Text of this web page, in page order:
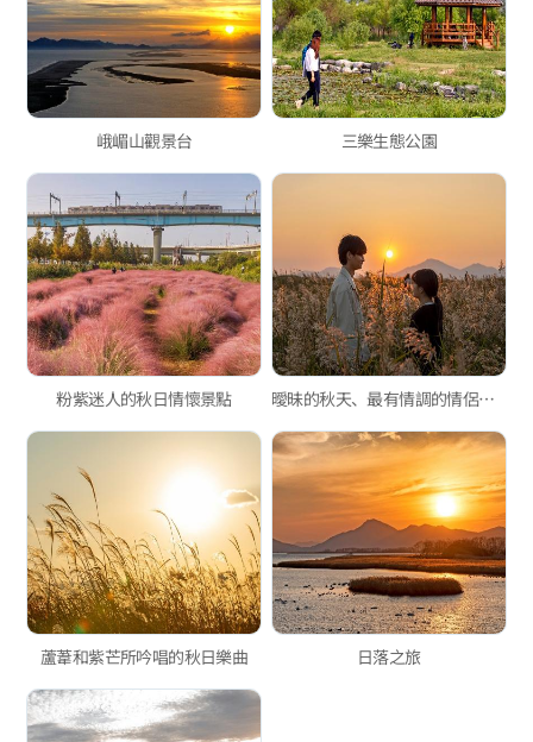
峨嵋山觀景台 三樂生態公園
粉紫迷人的秋日情懷景點 曖昧的秋天、最有情調的情侶約會生地
蘆葦和紫芒所吟唱的秋日樂曲 日落之旅